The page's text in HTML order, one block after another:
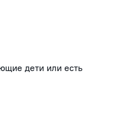
дети или есть